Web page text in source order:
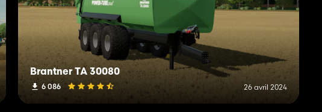
Brantner TA 30080
6 086 26 avril 2024